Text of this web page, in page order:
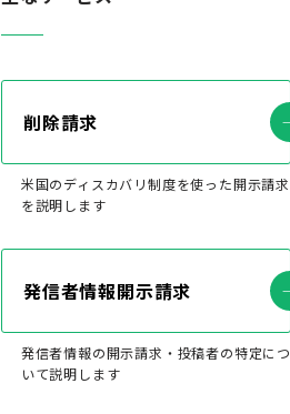
削除請求
米国のディスカバリ制度を使った開示請求
を説明します
発信者情報開示請求
発信者情報の開示請求・投稿者の特定につ
いて説明します